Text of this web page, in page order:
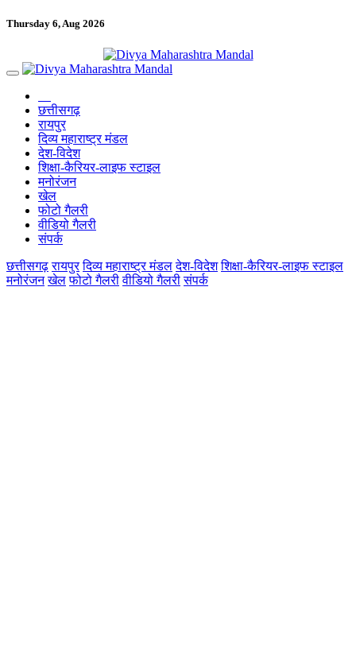
Thursday 6, Aug 2026
छत्तीसगढ़
रायपुर
दिव्य महाराष्ट्र मंडल
देश-विदेश
शिक्षा-कैरियर-लाइफ स्टाइल
मनोरंजन
खेल
फोटो गैलरी
वीडियो गैलरी
संपर्क
छत्तीसगढ़ रायपुर दिव्य महाराष्ट्र मंडल देश-विदेश शिक्षा-कैरियर-लाइफ स्टाइल
मनोरंजन खेल फोटो गैलरी वीडियो गैलरी संपर्क